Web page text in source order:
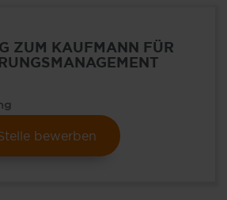
ZUM KAUFMANN FÜR
bewerben